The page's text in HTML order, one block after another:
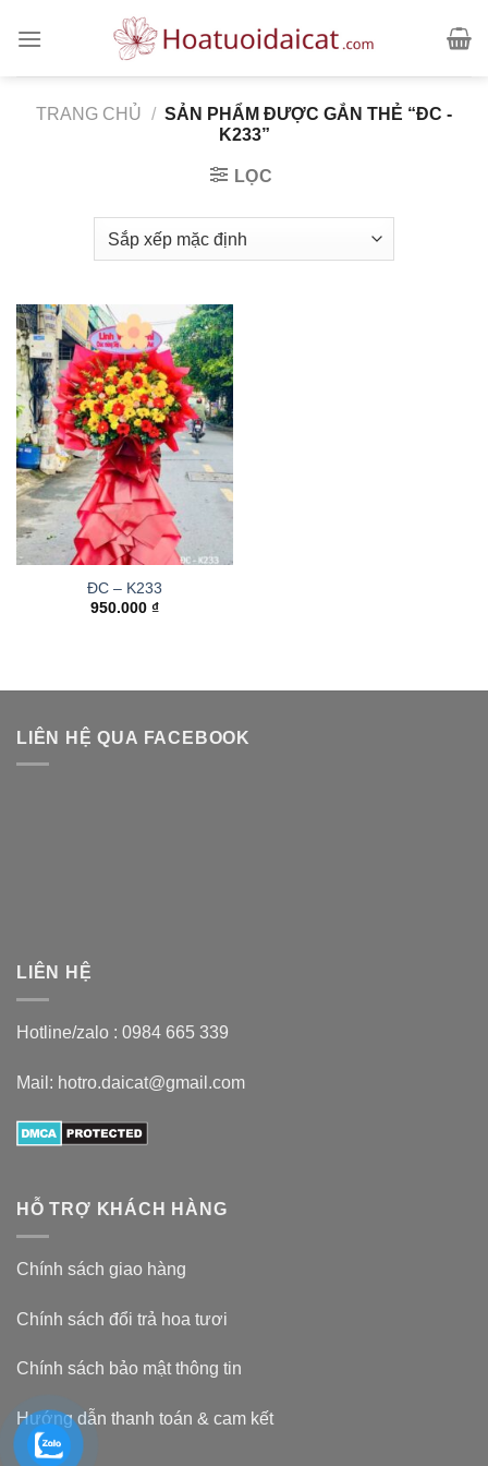
TRANG CHỦ / SẢN PHẨM ĐƯỢC GẮN THẺ “ĐC -
K233”
LỌC
ĐC – K233
950.000 ₫
LIÊN HỆ QUA FACEBOOK
LIÊN HỆ
Hotline/zalo : 0984 665 339
Mail: hotro.daicat@gmail.com
HỖ TRỢ KHÁCH HÀNG
Chính sách giao hàng
Chính sách đổi trả hoa tươi
Chính sách bảo mật thông tin
Hướng dẫn thanh toán & cam kết